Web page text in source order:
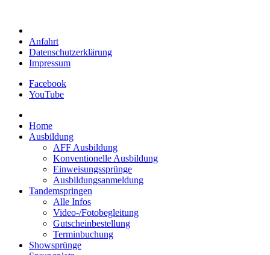
Anfahrt
Datenschutzerklärung
Impressum
Facebook
YouTube
Home
Ausbildung
AFF Ausbildung
Konventionelle Ausbildung
Einweisungssprünge
Ausbildungsanmeldung
Tandemspringen
Alle Infos
Video-/Fotobegleitung
Gutscheinbestellung
Terminbuchung
Showsprünge